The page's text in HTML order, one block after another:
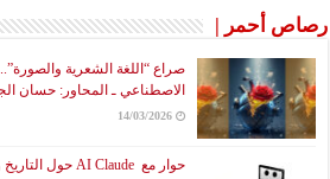
رصاص أحمر |
صراع “اللغة الشعرية والصورة”..
الاصطناعي ـ المحاور: حسان
14/03/2026
حوار مع AI Claude حول التاريخ والحقيقة